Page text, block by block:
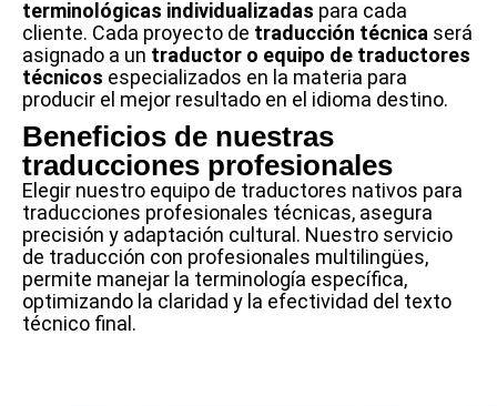
terminológicas individualizadas para cada
cliente. Cada proyecto de traducción técnica será
asignado a un traductor o equipo de traductores
técnicos especializados en la materia para
producir el mejor resultado en el idioma destino.
Beneficios de nuestras
traducciones profesionales
Elegir nuestro equipo de traductores nativos para
traducciones profesionales técnicas, asegura
precisión y adaptación cultural. Nuestro servicio
de traducción con profesionales multilingües,
permite manejar la terminología específica,
optimizando la claridad y la efectividad del texto
técnico final.